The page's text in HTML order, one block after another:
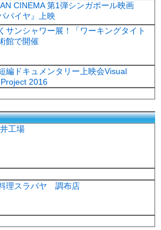
CINEMA 第1弾シンガポール映画
パイヤ』上映
サンシャワー展！「ワーキングタイト
館で開催
編ドキュメンタリー上映会Visual
2016
工場
理スラバヤ 調布店